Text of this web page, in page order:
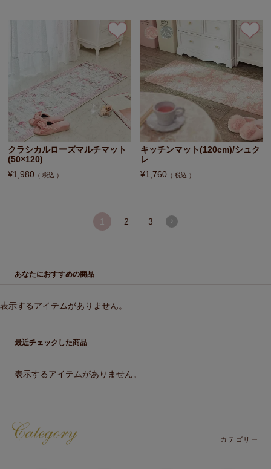
クラシカルローズマルチマット
(50×120)
¥1,980 税込
キッチンマット(120cm)/シュク
レ
¥1,760 税込
1 2 3
あなたにおすすめの商品
表示するアイテムがありません。
最近チェックした商品
表示するアイテムがありません。
カテゴリー